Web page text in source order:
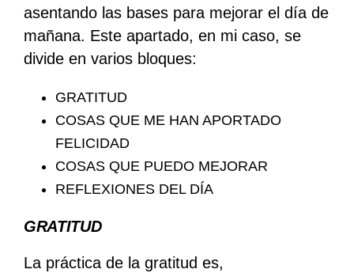
asentando las bases para mejorar el día de
mañana. Este apartado, en mi caso, se
divide en varios bloques:
GRATITUD
COSAS QUE ME HAN APORTADO
FELICIDAD
COSAS QUE PUEDO MEJORAR
REFLEXIONES DEL DÍA
GRATITUD
La práctica de la gratitud es,